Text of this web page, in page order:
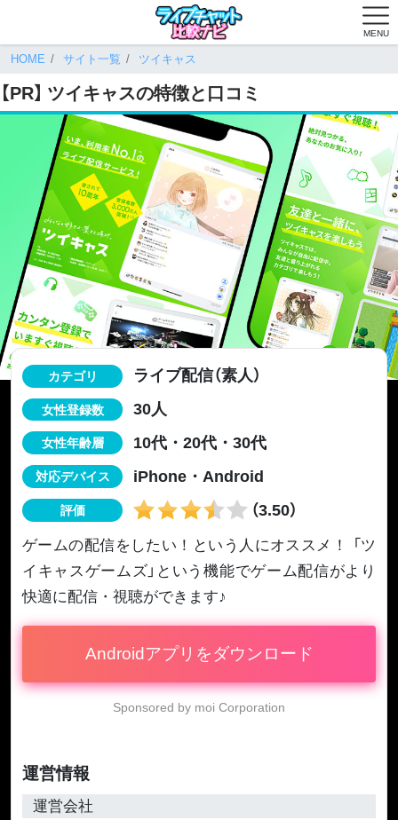
MENU
HOME サイト一覧 ツイキャス
【PR】 ツイキャスの特徴と口コミ
カテゴリ ライブ配信（素人）
女性登録数 30人
女性年齢層 10代・20代・30代
対応デバイス iPhone・Android
評価 （3.50）
ゲームの配信をしたい！という人にオススメ！ 「ツ
イキャスゲームズ」という機能でゲーム配信がより
快適に配信・視聴ができます♪
Androidアプリをダウンロード
Sponsored by moi Corporation
運営情報
運営会社